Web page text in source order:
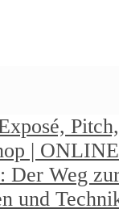
| ONLINE
Der Weg
und